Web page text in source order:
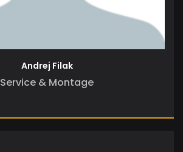
Andrej Filak
Service & Montage